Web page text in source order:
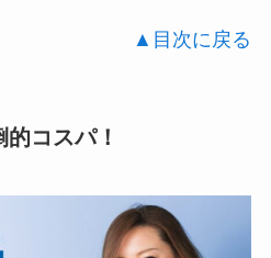
▲目次に戻る
コスパ！